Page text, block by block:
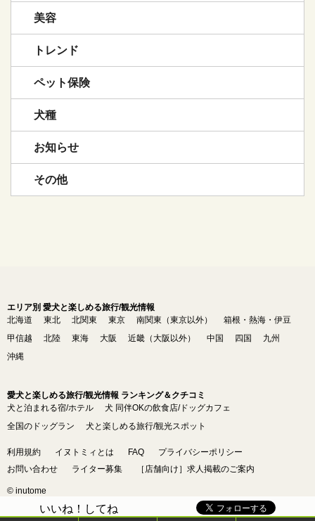
いいね！してね
美容
トレンド
ペット保険
犬種
お知らせ
その他
エリア別 愛犬と楽しめる旅行/観光情報
北海道
東北 北関東 東京 南関東（東京以外）
箱根・熱海・伊豆
甲信越
北陸 東海 大阪 近畿（大阪以外） 中国 四国
九州
沖縄
愛犬と楽しめる旅行/観光情報 ランキング＆クチコミ
犬と泊まれる宿/ホテル
犬 同伴OKの飲食店/ドッグカフェ
全国のドッグラン
犬と楽しめる旅行/観光スポット
利用規約 イヌトミィとは FAQ
プライバシーポリシー
お問い合わせ
ライター募集 ［店舗向け］求人掲載のご案内
© inutome